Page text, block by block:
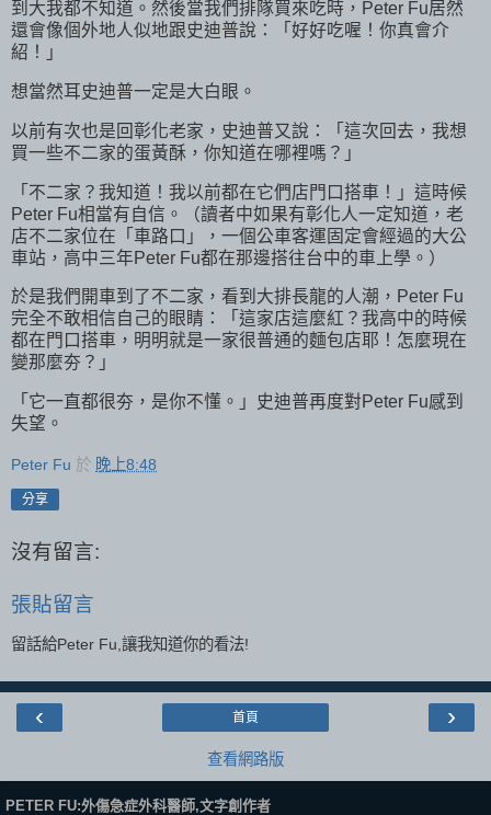
到大我都不知道。然後當我們排隊買來吃時，Peter Fu居然
還會像個外地人似地跟史迪普說：「好好吃喔！你真會介
紹！」
想當然耳史迪普一定是大白眼。
以前有次也是回彰化老家，史迪普又說：「這次回去，我想
買一些不二家的蛋黃酥，你知道在哪裡嗎？」
「不二家？我知道！我以前都在它們店門口搭車！」這時候
Peter Fu相當有自信。（讀者中如果有彰化人一定知道，老
店不二家位在「車路口」，一個公車客運固定會經過的大公
車站，高中三年Peter Fu都在那邊搭往台中的車上學。）
於是我們開車到了不二家，看到大排長龍的人潮，Peter Fu
完全不敢相信自己的眼睛：「這家店這麼紅？我高中的時候
都在門口搭車，明明就是一家很普通的麵包店耶！怎麼現在
變那麼夯？」
「它一直都很夯，是你不懂。」史迪普再度對Peter Fu感到
失望。
Peter Fu 於 晚上8:48
分享
沒有留言:
張貼留言
留話給Peter Fu,讓我知道你的看法!
‹ ›
首頁
查看網路版
PETER FU:外傷急症外科醫師,文字創作者